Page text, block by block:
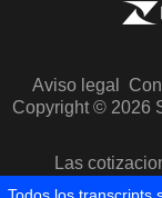
Aviso legal
Copyright © 2026
Las